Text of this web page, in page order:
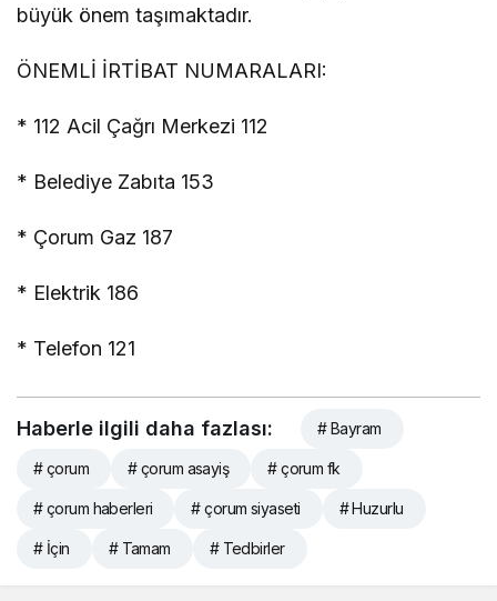
büyük önem taşımaktadır.
ÖNEMLİ İRTİBAT NUMARALARI:
* 112 Acil Çağrı Merkezi 112
* Belediye Zabıta 153
* Çorum Gaz 187
* Elektrik 186
* Telefon 121
Haberle ilgili daha fazlası: # Bayram
# çorum # çorum asayiş # çorum fk
# çorum haberleri # çorum siyaseti # Huzurlu
# İçin # Tamam # Tedbirler